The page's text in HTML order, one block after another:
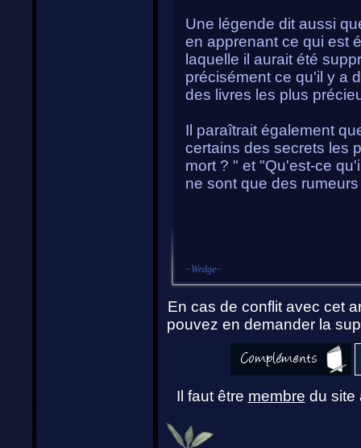
Une légende dit aussi
en apprenant ce qui est
laquelle il aurait été
précisément ce qu'il y a
des livres les plus
Il paraîtrait également
certains des secrets les
mort ? " et "Qu'est-ce
ne sont que des
~Wedge~
En cas de conflit avec cet
pouvez en demander la
Il faut être membre du site